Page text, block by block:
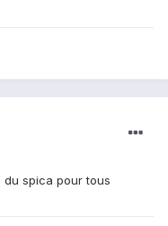
spica pour tous